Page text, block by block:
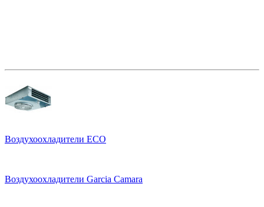
Воздухоохладители ECO
Воздухоохладители Garcia Camara